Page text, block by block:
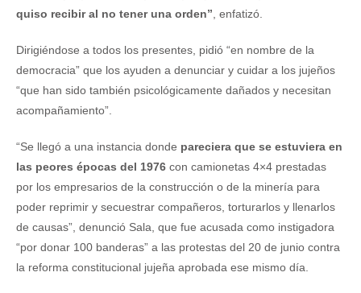
quiso recibir al no tener una orden” , enfatizó.
Dirigiéndose a todos los presentes, pidió “en nombre de la
democracia” que los ayuden a denunciar y cuidar a los jujeños
“que han sido también psicológicamente dañados y necesitan
acompañamiento”.
“Se llegó a una instancia donde pareciera que se estuviera en
las peores épocas del 1976 con camionetas 4×4 prestadas
por los empresarios de la construcción o de la minería para
poder reprimir y secuestrar compañeros, torturarlos y llenarlos
de causas”, denunció Sala, que fue acusada como instigadora
“por donar 100 banderas” a las protestas del 20 de junio contra
la reforma constitucional jujeña aprobada ese mismo día.